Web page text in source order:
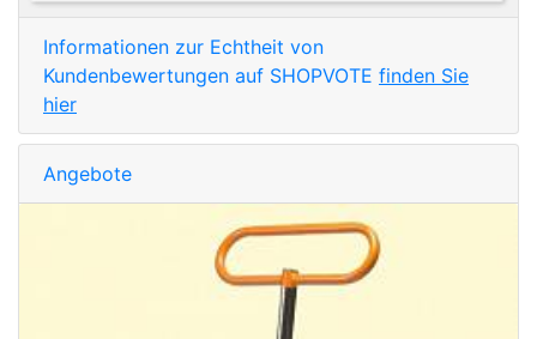
Informationen zur Echtheit von
Kundenbewertungen auf SHOPVOTE finden Sie
hier
Angebote